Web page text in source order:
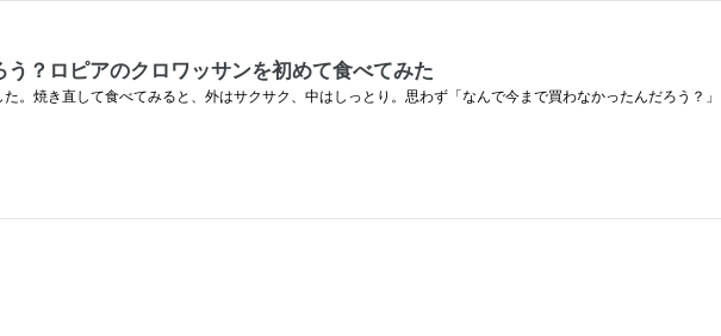
？ロピアのクロワッサンを初めて食べてみた
。焼き直して食べてみると、外はサクサク、中はしっとり。思わず「なんで今まで買わなかったんだろう？」